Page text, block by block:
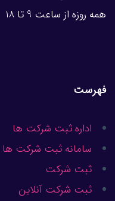
همه روزه از ساعت 9 تا 18
فهرست
اداره ثبت شرکت ها
سامانه ثبت شرکت ها
ثبت شرکت
ثبت شرکت آنلاین